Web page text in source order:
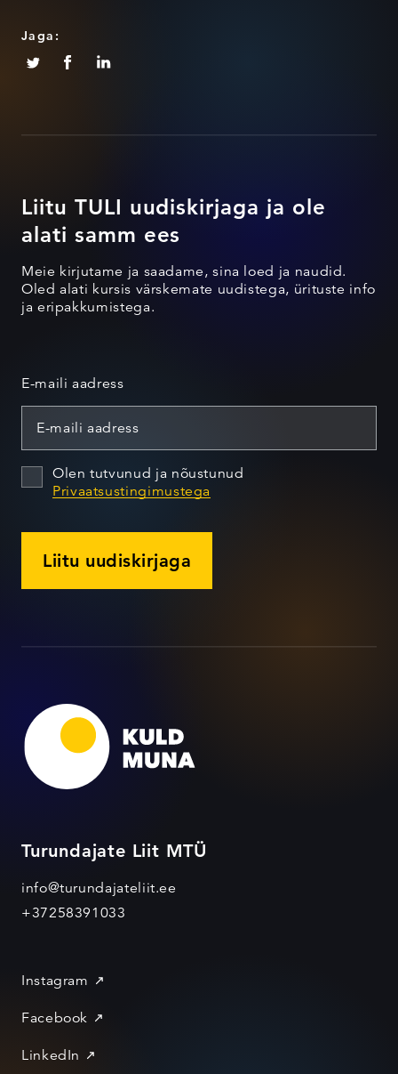
Jaga:
Liitu TULI uudiskirjaga ja ole
alati samm ees
Meie kirjutame ja saadame, sina loed ja naudid.
Oled alati kursis värskemate uudistega, ürituste info
ja eripakkumistega.
E-maili aadress
Olen tutvunud ja nõustunud
Privaatsustingimustega
Liitu uudiskirjaga
Turundajate Liit MTÜ
info@turundajateliit.ee
+37258391033
Instagram
Facebook
LinkedIn